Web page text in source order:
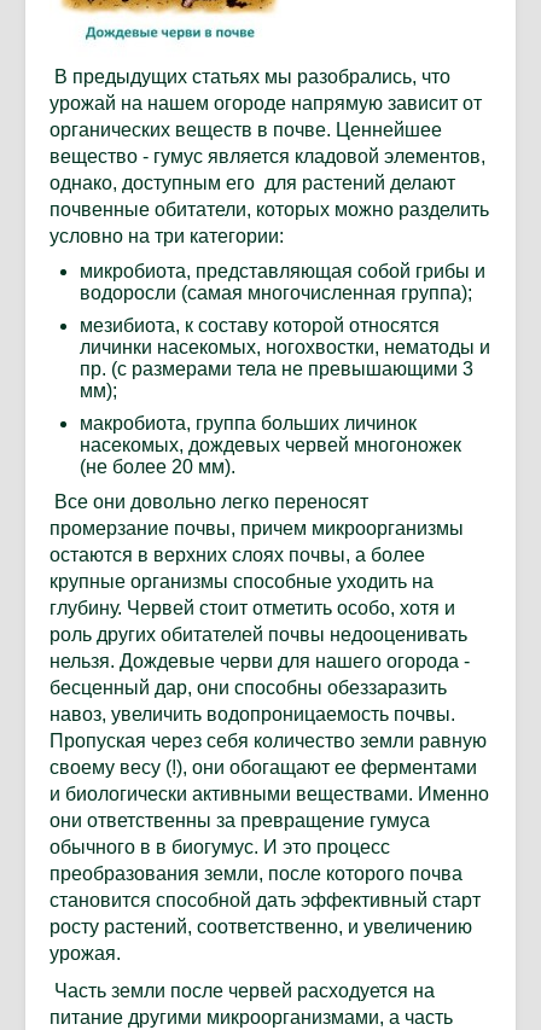
В предыдущих статьях мы разобрались, что
урожай на нашем огороде напрямую зависит от
органических веществ в почве. Ценнейшее
вещество - гумус является кладовой элементов,
однако, доступным его для растений делают
почвенные обитатели, которых можно разделить
условно на три категории:
микробиота, представляющая собой грибы и
водоросли (самая многочисленная группа);
мезибиота, к составу которой относятся
личинки насекомых, ногохвостки, нематоды и
пр. (с размерами тела не превышающими 3
мм);
макробиота, группа больших личинок
насекомых, дождевых червей многоножек
(не более 20 мм).
Все они довольно легко переносят
промерзание почвы, причем микроорганизмы
остаются в верхних слоях почвы, а более
крупные организмы способные уходить на
глубину. Червей стоит отметить особо, хотя и
роль других обитателей почвы недооценивать
нельзя. Дождевые черви для нашего огорода -
бесценный дар, они способны обеззаразить
навоз, увеличить водопроницаемость почвы.
Пропуская через себя количество земли равную
своему весу (!), они обогащают ее ферментами
и биологически активными веществами. Именно
они ответственны за превращение гумуса
обычного в в биогумус. И это процесс
преобразования земли, после которого почва
становится способной дать эффективный старт
росту растений, соответственно, и увеличению
урожая.
Часть земли после червей расходуется на
питание другими микроорганизмами, а часть